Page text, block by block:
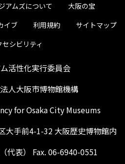
アムズについて
大阪の宝
イブ
利用規約
サイトマップ
セシビリティ
活性化実行委員会
人大阪市博物館機構
for Osaka City Museums
大手前4-1-32 大阪歴史博物館内
代表） Fax. 06-6940-0551